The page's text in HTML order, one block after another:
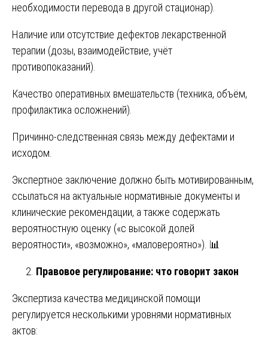
необходимости перевода в другой стационар).
Наличие или отсутствие дефектов лекарственной
терапии (дозы, взаимодействие, учёт
противопоказаний).
Качество оперативных вмешательств (техника, объём,
профилактика осложнений).
Причинно-следственная связь между дефектами и
исходом.
Экспертное заключение должно быть мотивированным,
ссылаться на актуальные нормативные документы и
клинические рекомендации, а также содержать
вероятностную оценку («с высокой долей
вероятности», «возможно», «маловероятно»). 📊
Правовое регулирование: что говорит закон
Экспертиза качества медицинской помощи
регулируется несколькими уровнями нормативных
актов: